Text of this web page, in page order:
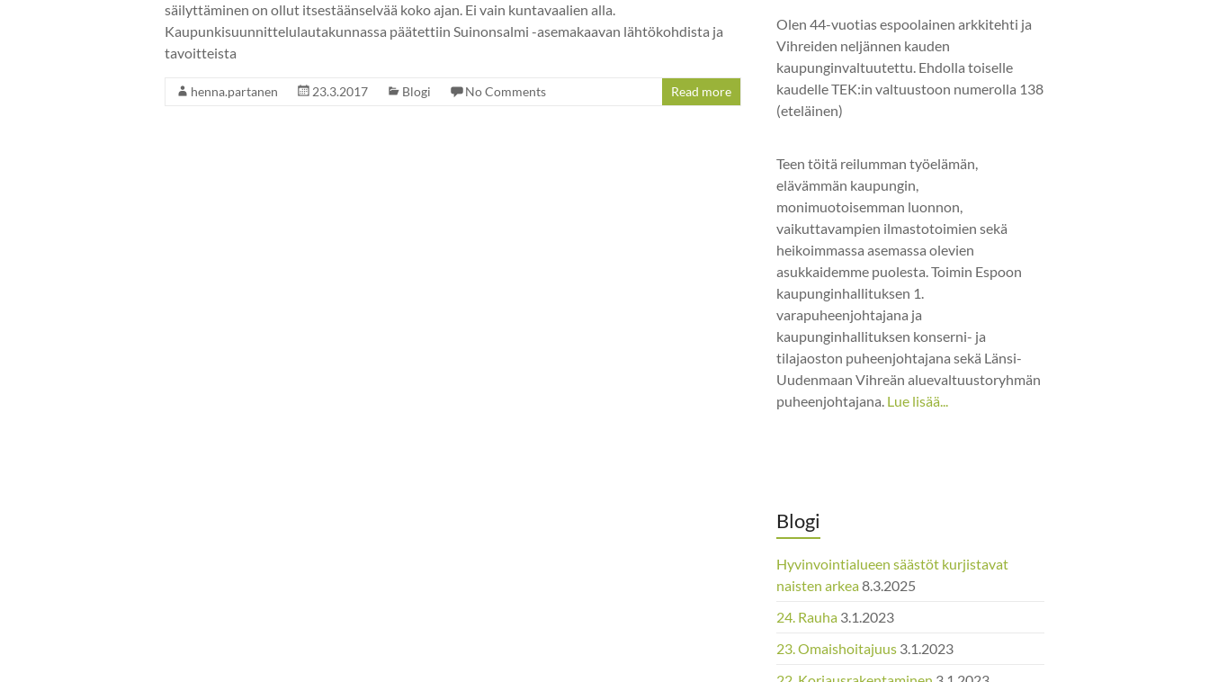
säilyttäminen on ollut itsestäänselvää koko ajan. Ei vain kuntavaalien alla.
Kaupunkisuunnittelulautakunnassa päätettiin Suinonsalmi -asemakaavan lähtökohdista ja
tavoitteista
henna.partanen 23.3.2017 Blogi No Comments Read more
Olen 44-vuotias espoolainen arkkitehti ja
Vihreiden neljännen kauden
kaupunginvaltuutettu. Ehdolla toiselle
kaudelle TEK:in valtuustoon numerolla 138
(eteläinen)
Teen töitä reilumman työelämän,
elävämmän kaupungin,
monimuotoisemman luonnon,
vaikuttavampien ilmastotoimien sekä
heikoimmassa asemassa olevien
asukkaidemme puolesta. Toimin Espoon
kaupunginhallituksen 1.
varapuheenjohtajana ja
kaupunginhallituksen konserni- ja
tilajaoston puheenjohtajana sekä Länsi-
Uudenmaan Vihreän aluevaltuustoryhmän
puheenjohtajana. Lue lisää...
Blogi
Hyvinvointialueen säästöt kurjistavat
naisten arkea8.3.2025
24. Rauha 3.1.2023
23. Omaishoitajuus 3.1.2023